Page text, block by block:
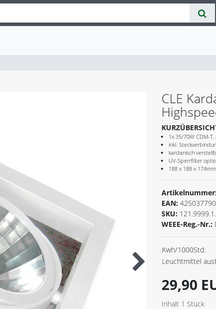
CLE
1x 35/70W CDM-
inkl.
kardanisch
UV-Sperrfilter
188 x 188 x
EAN:
SKU:
WEEE-Reg.-Nr.:
Kwh/1000Std:
Leuchtmittel
29,90
Inhalt 1 Stück